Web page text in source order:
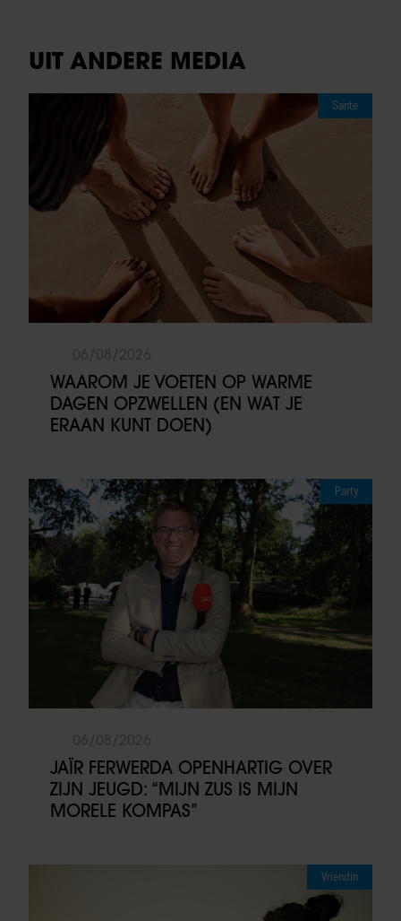
UIT ANDERE MEDIA
Sante
WAAROM JE VOETEN OP WARME
DAGEN OPZWELLEN (EN WAT JE
ERAAN KUNT DOEN)
Party
JAÏR FERWERDA OPENHARTIG OVER
ZIJN JEUGD: “MIJN ZUS IS MIJN
MORELE KOMPAS”
Vriendin